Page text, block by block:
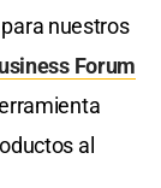
nuestros
Forum
al